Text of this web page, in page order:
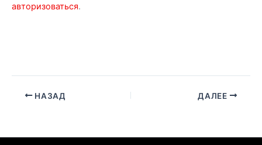
авторизоваться.
НАЗАД ДАЛЕЕ